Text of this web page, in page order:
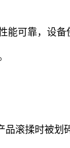
能可靠，设备
品滚揉时被划